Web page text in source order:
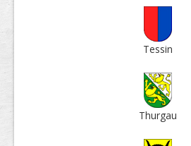
Tessin
Thur­gau